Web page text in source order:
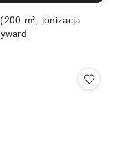
m³, jonizacja